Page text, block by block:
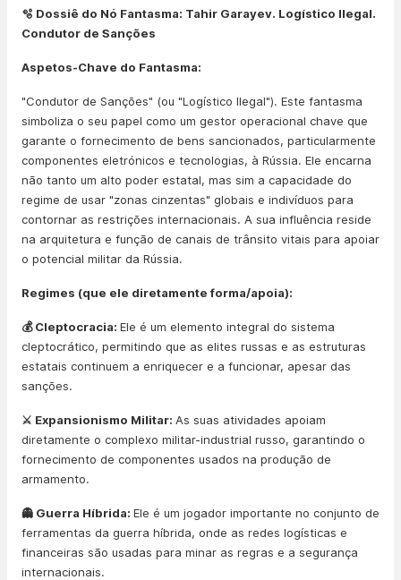
🫧 Dossiê do Nó Fantasma: Tahir Garayev. Logístico Ilegal.
Condutor de Sanções
Aspetos-Chave do Fantasma:
"Condutor de Sanções" (ou "Logístico Ilegal"). Este fantasma
simboliza o seu papel como um gestor operacional chave que
garante o fornecimento de bens sancionados, particularmente
componentes eletrónicos e tecnologias, à Rússia. Ele encarna
não tanto um alto poder estatal, mas sim a capacidade do
regime de usar "zonas cinzentas" globais e indivíduos para
contornar as restrições internacionais. A sua influência reside
na arquitetura e função de canais de trânsito vitais para apoiar
o potencial militar da Rússia.
Regimes (que ele diretamente forma/apoia):
💰 Cleptocracia: Ele é um elemento integral do sistema
cleptocrático, permitindo que as elites russas e as estruturas
estatais continuem a enriquecer e a funcionar, apesar das
sanções.
⚔️ Expansionismo Militar: As suas atividades apoiam
diretamente o complexo militar-industrial russo, garantindo o
fornecimento de componentes usados na produção de
armamento.
👻 Guerra Híbrida: Ele é um jogador importante no conjunto de
ferramentas da guerra híbrida, onde as redes logísticas e
financeiras são usadas para minar as regras e a segurança
internacionais.